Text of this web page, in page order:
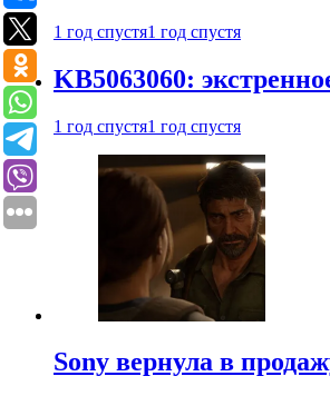
1 год спустя1 год спустя
KB5063060:
1 год спустя1 год спустя
Sony вернула в